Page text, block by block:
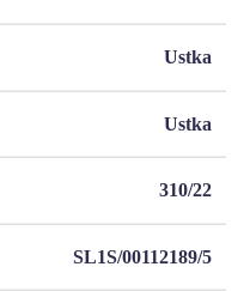
Ustka
Ustka
310/22
SL1S/00112189/5